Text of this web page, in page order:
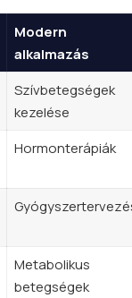
Modern
alkalmazás
Szívbetegségek
kezelése
Hormonterápiák
Metabolikus
betegségek